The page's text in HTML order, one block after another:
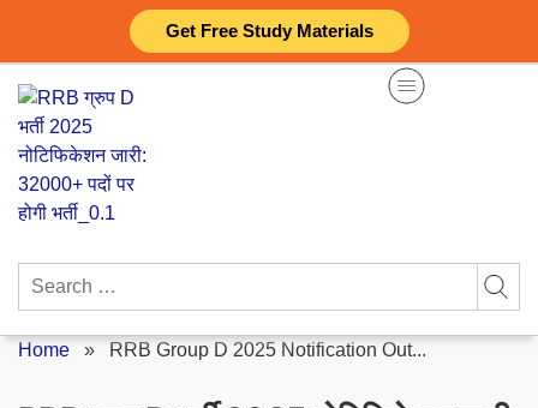
Get Free Study Materials
content
Search
Home » RRB Group D 2025 Notification Out...